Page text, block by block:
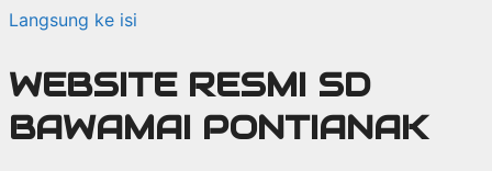
Langsung ke isi
WEBSITE RESMI SD
BAWAMAI PONTIANAK